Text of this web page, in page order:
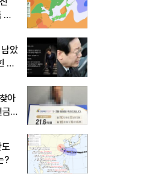
박
았
무
아
?